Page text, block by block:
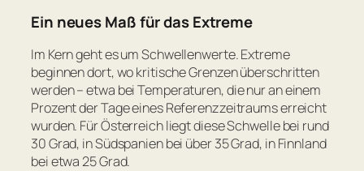
Ein neues Maß für das Extreme
Im Kern geht es um Schwellenwerte. Extreme
beginnen dort, wo kritische Grenzen überschritten
werden – etwa bei Temperaturen, die nur an einem
Prozent der Tage eines Referenzzeitraums erreicht
wurden. Für Österreich liegt diese Schwelle bei rund
30 Grad, in Südspanien bei über 35 Grad, in Finnland
bei etwa 25 Grad.